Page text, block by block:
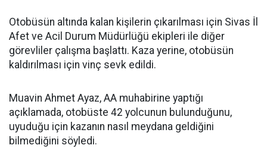
Otobüsün altında kalan kişilerin çıkarılması için Sivas İl
Afet ve Acil Durum Müdürlüğü ekipleri ile diğer
görevliler çalışma başlattı. Kaza yerine, otobüsün
kaldırılması için vinç sevk edildi.
Muavin Ahmet Ayaz, AA muhabirine yaptığı
açıklamada, otobüste 42 yolcunun bulunduğunu,
uyuduğu için kazanın nasıl meydana geldiğini
bilmediğini söyledi.